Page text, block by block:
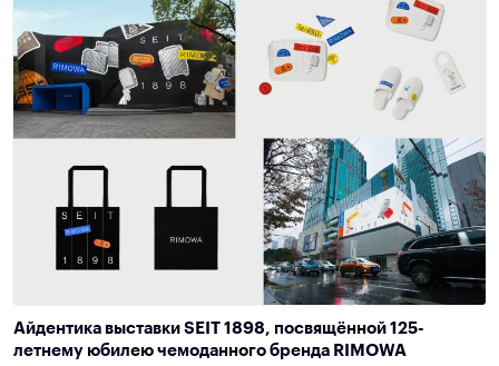
Айдентика выставки SEIT 1898, посвящённой 125-
летнему юбилею чемоданного бренда RIMOWA